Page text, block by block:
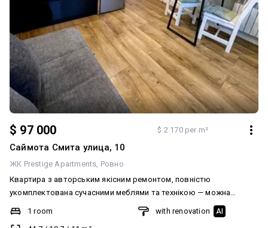
$ 97 000 $ 2 170 per m²
Саймота Смита улица, 10
ЖК Prestige Apartments Ровно
Квартира з авторським якісним ремонтом, повністю
укомплектована сучасними меблями та технікою — можна
одразу заїжджати та жити. Вітражні вікна з гарним краєвидом,
тихий двір, приємна атмосфера та безпечний загороджений двір
1 room
with renovation AI